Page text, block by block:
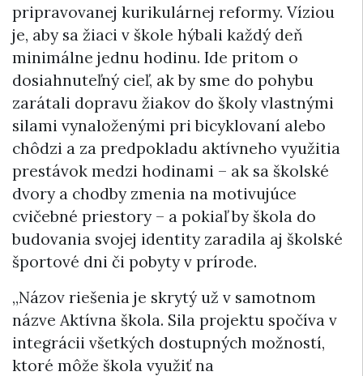
pripravovanej kurikulárnej reformy. Víziou
je, aby sa žiaci v škole hýbali každý deň
minimálne jednu hodinu. Ide pritom o
dosiahnuteľný cieľ, ak by sme do pohybu
zarátali dopravu žiakov do školy vlastnými
silami vynaloženými pri bicyklovaní alebo
chôdzi a za predpokladu aktívneho využitia
prestávok medzi hodinami – ak sa školské
dvory a chodby zmenia na motivujúce
cvičebné priestory – a pokiaľ by škola do
budovania svojej identity zaradila aj školské
športové dni či pobyty v prírode.
„Názov riešenia je skrytý už v samotnom
názve Aktívna škola. Sila projektu spočíva v
integrácii všetkých dostupných možností,
ktoré môže škola využiť na